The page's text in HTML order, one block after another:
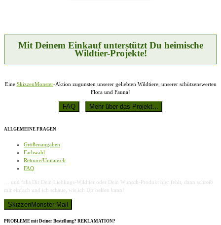
Produktseite
gewählt
werden
Mit Deinem Einkauf unterstützt Du heimische
Wildtier-Projekte!
Eine SkizzenMonster-Aktion zugunsten unserer geliebten Wildtiere, unserer schützenswerten
Flora und Fauna!
ALLGEMEINE FRAGEN
Größenangaben
Farbwahl
Retoure/Umtausch
FAQ
… und falls Dir Dein Lieblings-Wildtier oder Dein Wunsch-Produkt hier fehlt, dann schreib
mir einfach und ich schaue, wie ich Dir helfen kann!
PROBLEME mit Deiner Bestellung? REKLAMATION?